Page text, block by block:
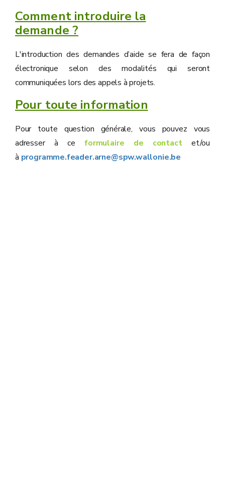
Comment introduire la
demande ?
L'introduction des demandes d’aide se fera de façon
électronique selon des modalités qui seront
communiquées lors des appels à projets.
Pour toute information
Pour toute question générale, vous pouvez vous
adresser à ce formulaire de contactet/ou
à programme.feader.arne@spw.wallonie.be